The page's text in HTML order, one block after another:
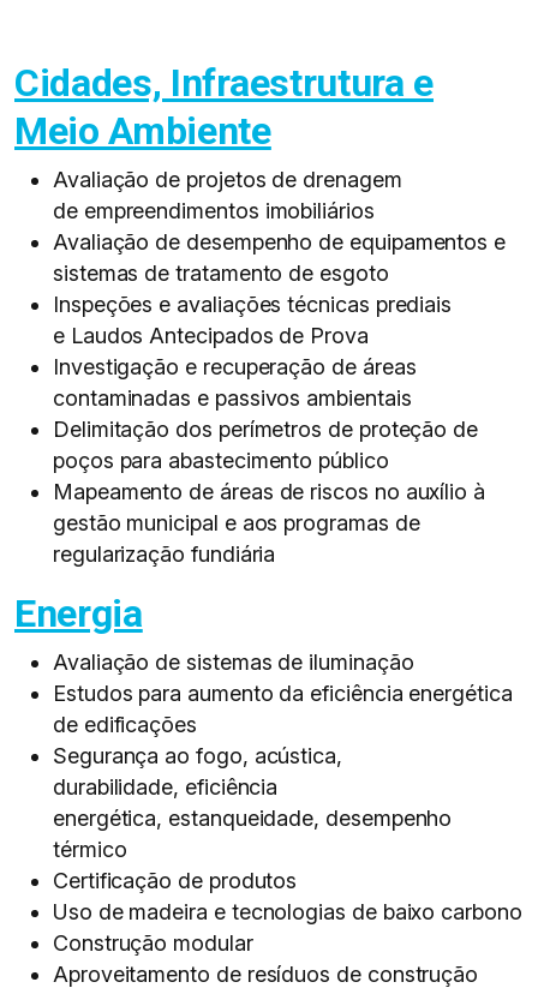
Cidades, Infraestrutura e
Meio Ambiente
Avaliação de projetos de drenagem
de empreendimentos imobiliários​
Avaliação de desempenho de equipamentos e
sistemas de tratamento de esgoto​
Inspeções e avaliações técnicas prediais
e Laudos Antecipados de Prova​
Investigação e recuperação de áreas
contaminadas e passivos ambientais​
Delimitação dos perímetros de proteção de
poços para abastecimento público​
Mapeamento de áreas de riscos no auxílio à
gestão municipal e aos programas de
regularização fundiária​
Energia
Avaliação de sistemas de iluminação​
Estudos para aumento da eficiência energética
de edificações
Segurança ao fogo, acústica,
durabilidade, eficiência
energética, estanqueidade, desempenho
térmico​​
Certificação de produtos​
Uso de madeira e tecnologias de baixo carbono​
Construção modular​
Aproveitamento de resíduos de construção